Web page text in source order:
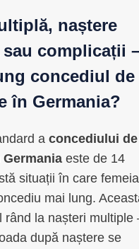
naștere
complicații
concediul de
în Germania?
a concediului de
este de 14
situații în care
mai lung.
rând la nașteri multiple
după naștere se